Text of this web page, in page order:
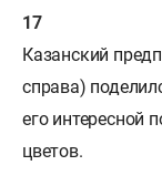
Казанский
справа)
его интересной
цветов.